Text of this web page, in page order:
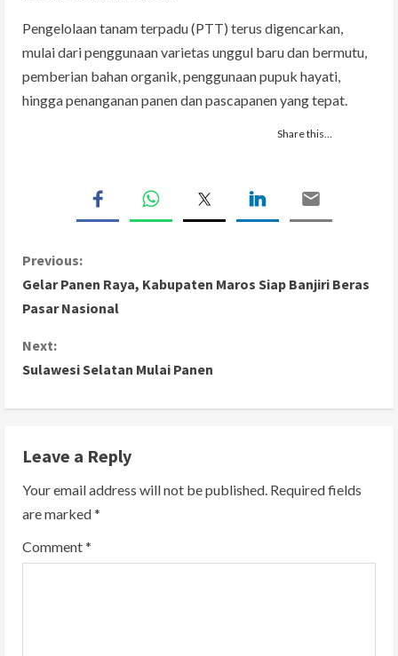
Pengelolaan tanam terpadu (PTT) terus digencarkan,
mulai dari penggunaan varietas unggul baru dan bermutu,
pemberian bahan organik, penggunaan pupuk hayati,
hingga penanganan panen dan pascapanen yang tepat.
Share this…
C
o
n
t
i
n
u
e
R
Previous:
Gelar Panen Raya, Kabupaten Maros Siap Banjiri Beras
Pasar Nasional
Next:
Sulawesi Selatan Mulai Panen
Leave a Reply
Your email address will not be published. Required fields
are marked*
Comment*